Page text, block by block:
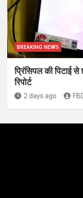
BREAKING NEWS
प्रिंसिपल की पिटाई से
रिपोर्ट
2 days ago